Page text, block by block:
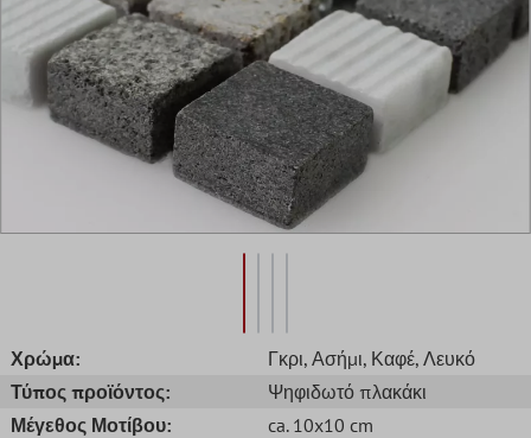
Χρώμα: Γκρι, Ασήμι, Καφέ, Λευκό
Τύπος προϊόντος:
Ψηφιδωτό πλακάκι
Μέγεθος Μοτίβου:
ca. 10x10 cm